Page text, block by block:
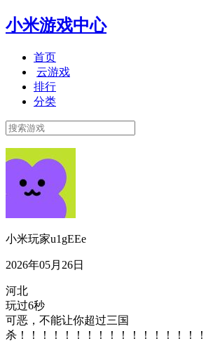
小米游戏中心
首页
云游戏
排行
分类
小米玩家u1gEEe
2026年05月26日
河北
玩过6秒
可恶，不能让你超过三国
杀！！！！！！！！！！！！！！！！！